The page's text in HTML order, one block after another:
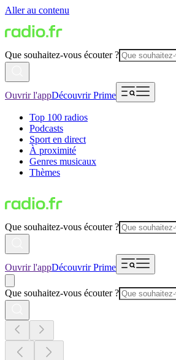
Aller au contenu
Que souhaitez-vous écouter ?
Ouvrir l'appDécouvrir Prime
Top 100 radios
Podcasts
Sport en direct
À proximité
Genres musicaux
Thèmes
Que souhaitez-vous écouter ?
Ouvrir l'appDécouvrir Prime
Que souhaitez-vous écouter ?